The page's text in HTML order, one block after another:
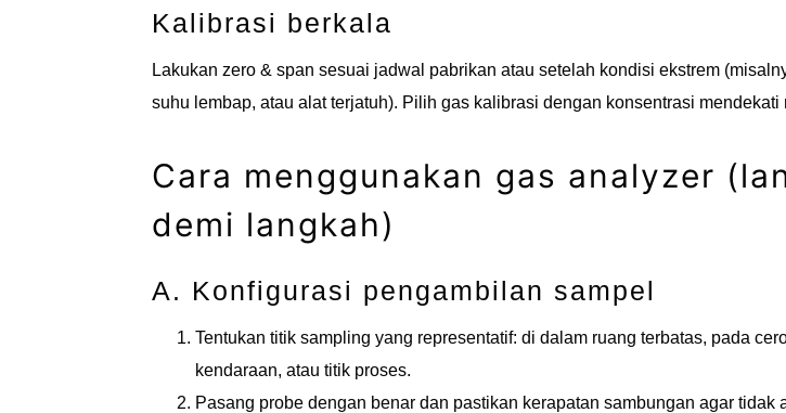
Kalibrasi berkala
Lakukan zero & span sesuai jadwal pabrikan atau setelah kondisi ekstrem
suhu lembap, atau alat terjatuh). Pilih gas kalibrasi dengan konsentrasi mendekati
Cara menggunakan gas analyzer
demi langkah)
A. Konfigurasi pengambilan sampel
Tentukan titik sampling yang representatif: di dalam ruang terbatas, pada
kendaraan, atau titik proses.
Pasang probe dengan benar dan pastikan kerapatan sambungan agar tidak